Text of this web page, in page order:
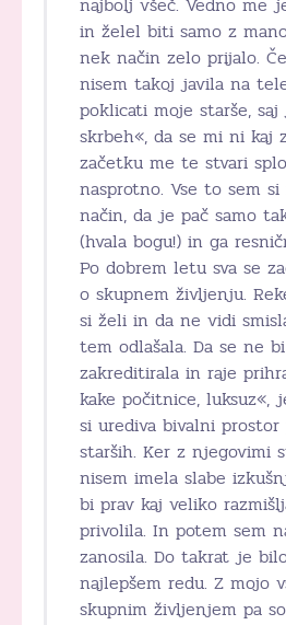
in želel biti samo z
nek način zelo prijalo.
nisem takoj javila na
poklicati moje starše,
skrbeh«, da se mi ni kaj
začetku me te stvari
nasprotno. Vse to sem si
način, da je pač samo
(hvala bogu!) in ga
Po dobrem letu sva se
o skupnem življenju.
si želi in da ne vidi
tem odlašala. Da se ne
zakreditirala in raje
kake počitnice, luksuz«,
si urediva bivalni
starših. Ker z njegovimi
nisem imela slabe
bi prav kaj veliko
privolila. In potem sem
zanosila. Do takrat je
najlepšem redu. Z mojo
skupnim življenjem pa